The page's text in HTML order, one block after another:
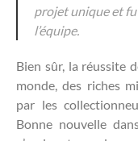
projet unique et
l’équipe.
Bien sûr, la réussite
monde, des riches
par les
Bonne nouvelle